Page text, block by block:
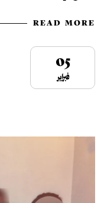
READ MORE
05
فبراير